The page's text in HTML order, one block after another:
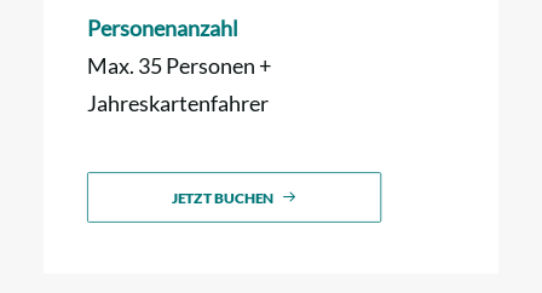
Personenanzahl
Max. 35 Personen +
Jahreskartenfahrer
JETZT BUCHEN